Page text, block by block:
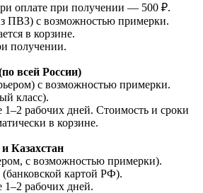
оплате при получении — 500 ₽.
ПВЗ) с возможностью примерки.
в корзине.
получении.
всей России)
с возможностью примерки.
класс).
рабочих дней. Стоимость и сроки
в корзине.
Казахстан
с возможностью примерки).
картой РФ).
рабочих дней.